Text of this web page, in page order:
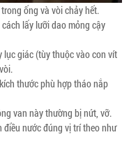
ống và vòi chảy hết.
lấy lưỡi dao mỏng cậy
giác (tùy thuộc vào con vít
thước phù hợp tháo nắp
van này thường bị nứt, vỡ.
nước đúng vị trí theo như